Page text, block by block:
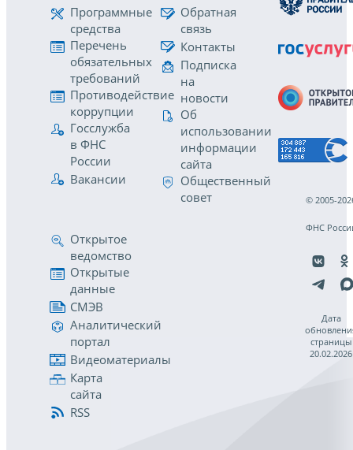
Программные
средства
Перечень
обязательных
требований
Противодействие
коррупции
Госслужба
в ФНС
России
Вакансии
Обратная
связь
Контакты
Подписка
на
новости
Об
использовании
информации
сайта
Общественный
совет
Открытое
ведомство
Открытые
данные
СМЭВ
Аналитический
портал
Видеоматериалы
Карта
сайта
RSS
© 2005-
ФНС
Дата
страницы
20.02.2026